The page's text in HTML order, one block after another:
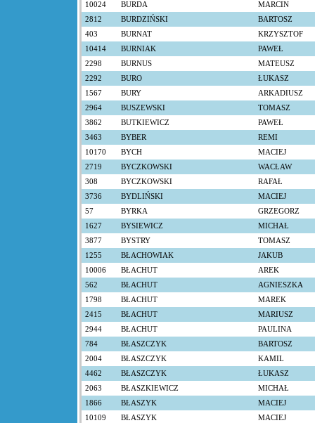
10024
BURDA
MARCIN
2812
BURDZIŃSKI
BARTOSZ
403
BURNAT
KRZYSZTOF
10414
BURNIAK
PAWEŁ
2298
BURNUS
MATEUSZ
2292
BURO
ŁUKASZ
1567
BURY
ARKADIUSZ
2964
BUSZEWSKI
TOMASZ
3862
BUTKIEWICZ
PAWEŁ
3463
BYBER
REMI
10170
BYCH
MACIEJ
2719
BYCZKOWSKI
WACŁAW
308
BYCZKOWSKI
RAFAŁ
3736
BYDLIŃSKI
MACIEJ
57
BYRKA
GRZEGORZ
1627
BYSIEWICZ
MICHAŁ
3877
BYSTRY
TOMASZ
1255
BŁACHOWIAK
JAKUB
10006
BŁACHUT
AREK
562
BŁACHUT
AGNIESZKA
1798
BŁACHUT
MAREK
2415
BŁACHUT
MARIUSZ
2944
BŁACHUT
PAULINA
784
BŁASZCZYK
BARTOSZ
2004
BŁASZCZYK
KAMIL
4462
BŁASZCZYK
ŁUKASZ
2063
BŁASZKIEWICZ
MICHAŁ
1866
BŁASZYK
MACIEJ
10109
BŁASZYK
MACIEJ